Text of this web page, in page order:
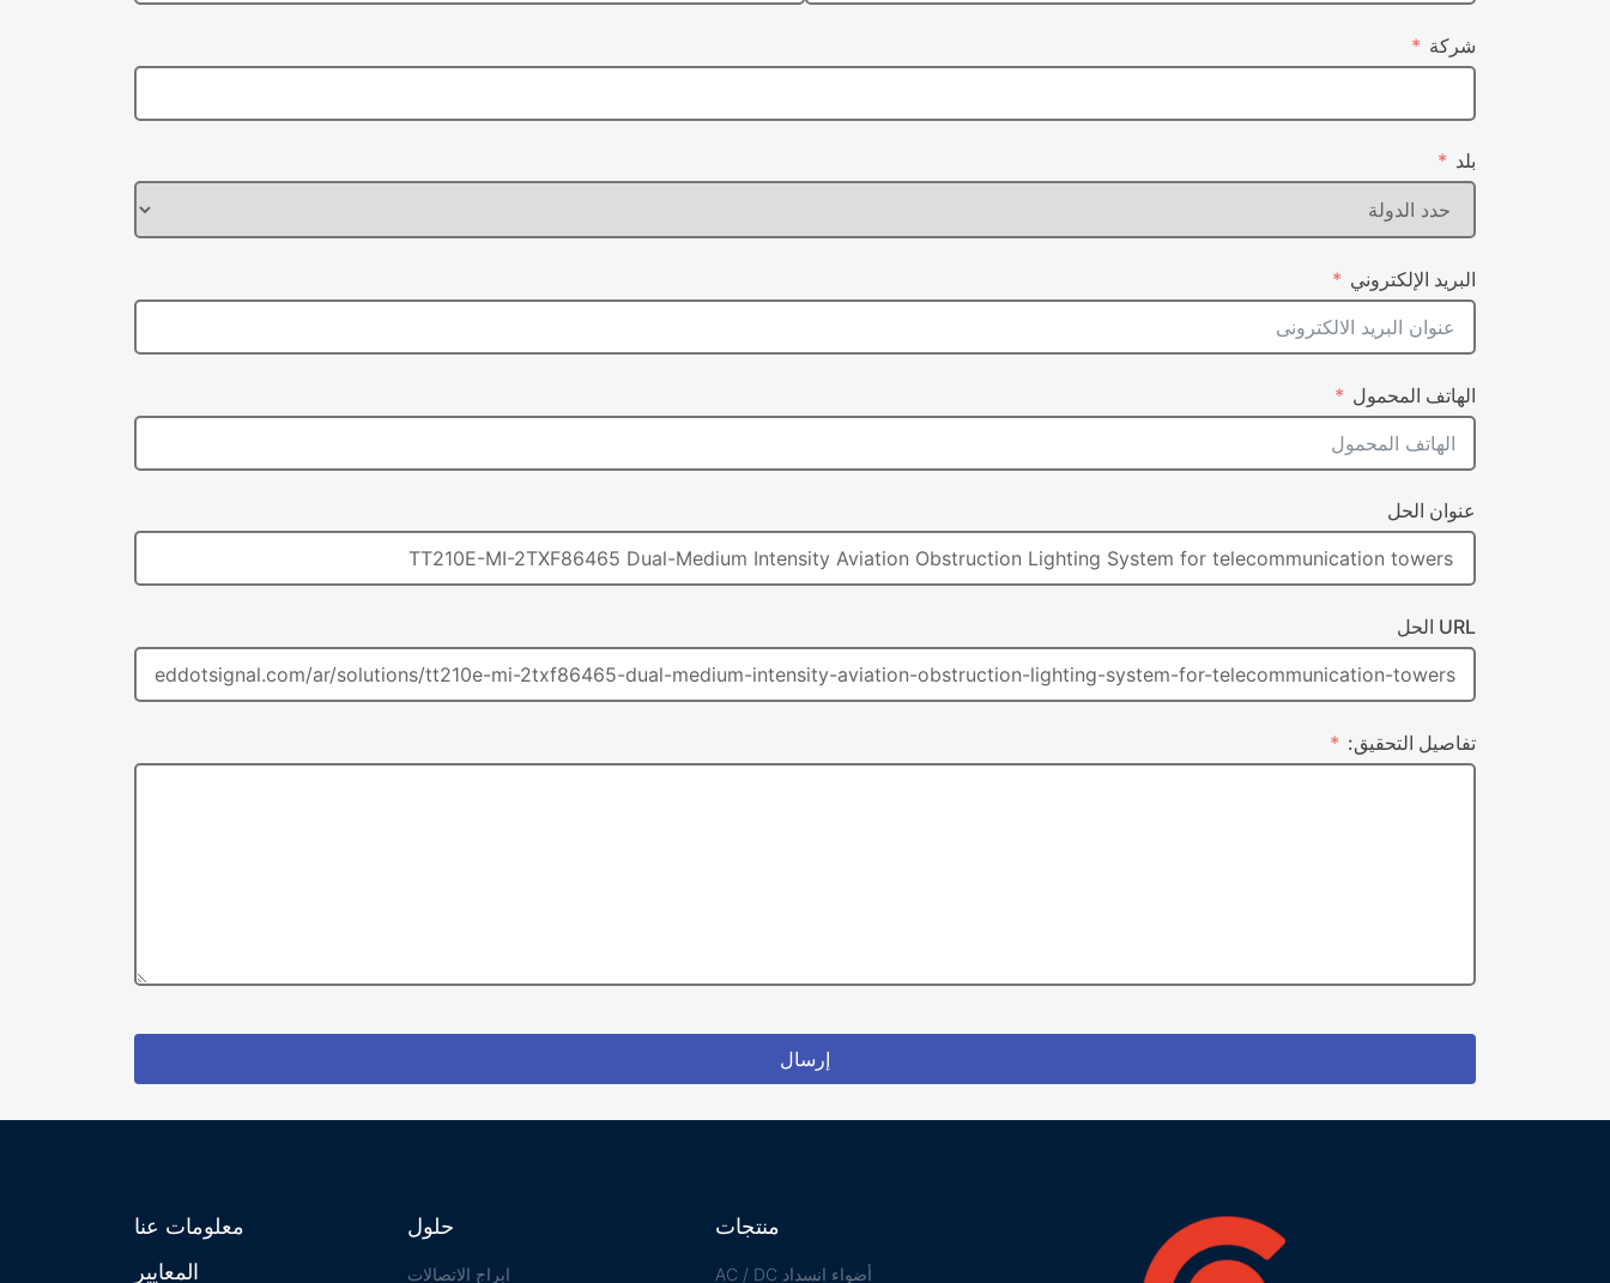
شركة
بلد
البريد الإلكتروني
الهاتف المحمول
عنوان الحل
URL الحل
تفاصيل التحقيق:
إرسال
منتجات
أضواء انسداد AC / DC
حلول
ابراج الاتصالات
معلومات عنا
المعايير